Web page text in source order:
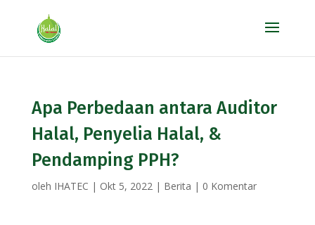
Apa Perbedaan antara Auditor
Halal, Penyelia Halal, &
Pendamping PPH?
oleh IHATEC | Okt 5, 2022| Berita | 0 Komentar